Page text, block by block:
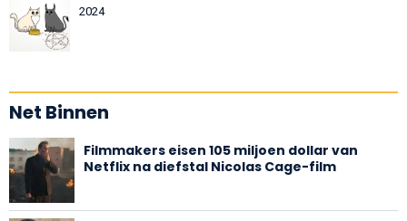
2024
Net Binnen
Filmmakers eisen 105 miljoen dollar van
Netflix na diefstal Nicolas Cage-film